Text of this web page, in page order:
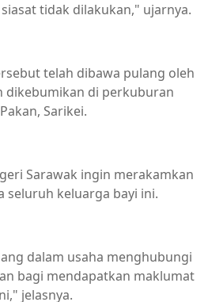
tidak dilakukan," ujarnya.
telah dibawa pulang oleh
dikebumikan di perkuburan
Sarikei.
Sarawak ingin merakamkan
seluruh keluarga bayi ini.
dalam usaha menghubungi
bagi mendapatkan maklumat
jelasnya.